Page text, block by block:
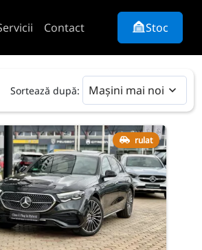
Contact Stoc
Sortează după: Mașini mai noi
rulat